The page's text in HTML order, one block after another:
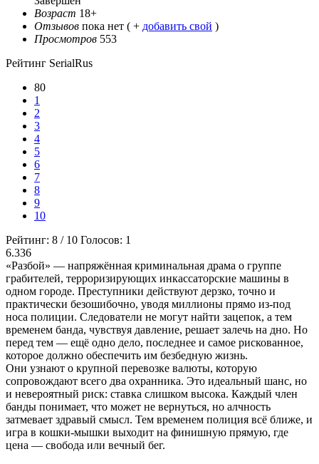
Возраст 18+
Отзывов пока нет ( + добавить свой )
Просмотров 553
Рейтинг SerialRus
80
1
2
3
4
5
6
7
8
9
10
Рейтинг: 8 / 10 Голосов: 1
6.336
«Разбой» — напряжённая криминальная драма о группе
грабителей, терроризирующих инкассаторские машины в
одном городе. Преступники действуют дерзко, точно и
практически безошибочно, уводя миллионы прямо из-под
носа полиции. Следователи не могут найти зацепок, а тем
временем банда, чувствуя давление, решает залечь на дно. Но
перед тем — ещё одно дело, последнее и самое рискованное,
которое должно обеспечить им безбедную жизнь.
Они узнают о крупной перевозке валюты, которую
сопровождают всего два охранника. Это идеальный шанс, но
и невероятный риск: ставка слишком высока. Каждый член
банды понимает, что может не вернуться, но алчность
затмевает здравый смысл. Тем временем полиция всё ближе, и
игра в кошки-мышки выходит на финишную прямую, где
цена — свобода или вечный бег.